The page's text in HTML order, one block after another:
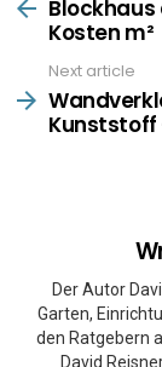
moreBlockhaus
Kosten m²
Next article
Kunststoff
Der Autor
Garten,
den Ratgebern
David